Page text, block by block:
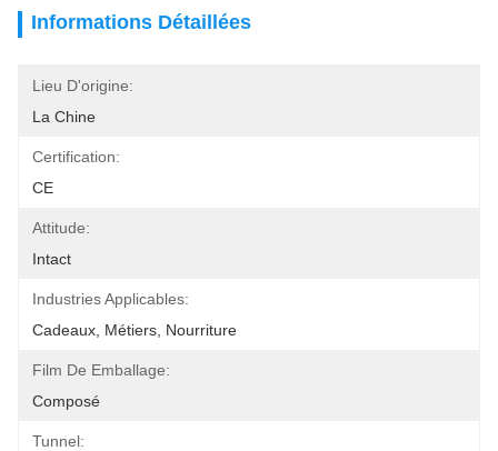
Informations Détaillées
Lieu D'origine:
La Chine
Certification:
CE
Attitude:
Intact
Industries Applicables:
Cadeaux, Métiers, Nourriture
Film De Emballage:
Composé
Tunnel: